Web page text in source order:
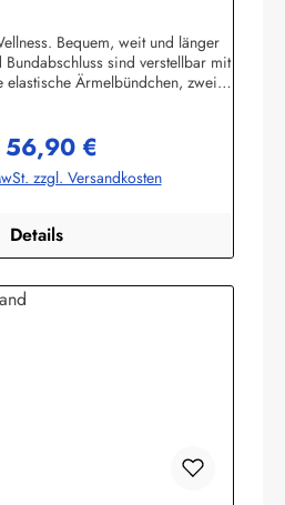
Bequem, weit und länger
sind verstellbar mit
Ärmelbündchen, zwei
Bekleidungswerk
Wittmundinfo@modas-
Preis:
56,90 €
zzgl. Versandkosten
Details